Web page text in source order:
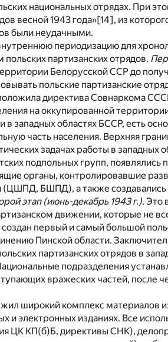
национальных отрядах. При
весной 1943 года»[14], из
были неудачными.
периодизацию для
партизанских отрядов.
Белорусской ССР до
польские партизанские
директива Совнаркома
на оккупированной
западных областях БССР, есть
часть населения. Верхняя
задачах работы в западных
подпольных групп, появлялись
органы, контролировавшие
(ЦШПД, БШПД), а также
этап (июнь-декабрь 1943 г.). Это
движении, которые не
первый и самый большой
Пинской области.
партизанских отрядов в
подразделения
вражеских частей, после
широкий комплекс материалов
и электронных изданиях. Все
ЦК КП(б)Б, директивы СНК),